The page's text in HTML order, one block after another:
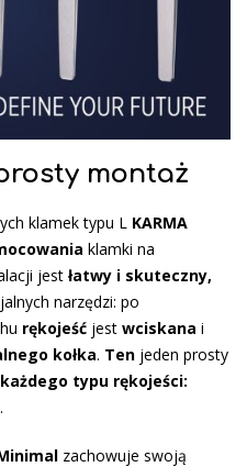
montaż
klamek typu L KARMA
klamki na
jest łatwy i skuteczny,
narzędzi: po
rękojeść jest wciskana i
kołka. Ten jeden prosty
każdego typu rękojeści:
zachowuje swoją